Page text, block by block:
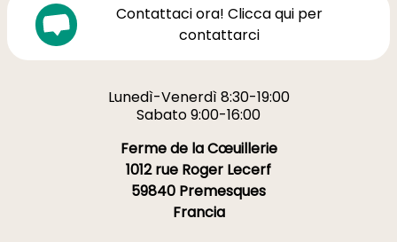
Contattaci ora! Clicca qui per
contattarci
Lunedì-Venerdì 8:30-19:00
Sabato 9:00-16:00
Ferme de la Cœuillerie
1012 rue Roger Lecerf
59840 Premesques
Francia